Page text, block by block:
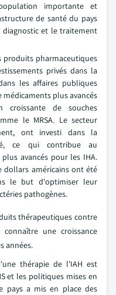
importante et
de santé du pays
diagnostic et le traitement
produits pharmaceutiques
privés dans la
les affaires publiques
plus avancés
croissante de souches
le MRSA. Le secteur
ont investi dans la
ce qui contribue au
avancés pour les IHA.
dollars américains ont été
le but d'optimiser leur
pathogènes.
thérapeutiques contre
une croissance
années.
thérapie de l'IAH est
et les politiques mises en
pays a mis en place des